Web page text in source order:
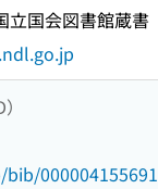
立国会図書館蔵書
000004155691